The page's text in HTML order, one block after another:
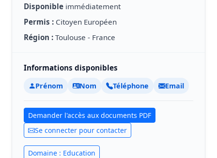
Disponible immédiatement
Permis : Citoyen Européen
Région : Toulouse - France
Informations disponibles
Prénom Nom Téléphone Email
Demander l'accès aux documents PDF
Se connecter pour contacter
Domaine : Education